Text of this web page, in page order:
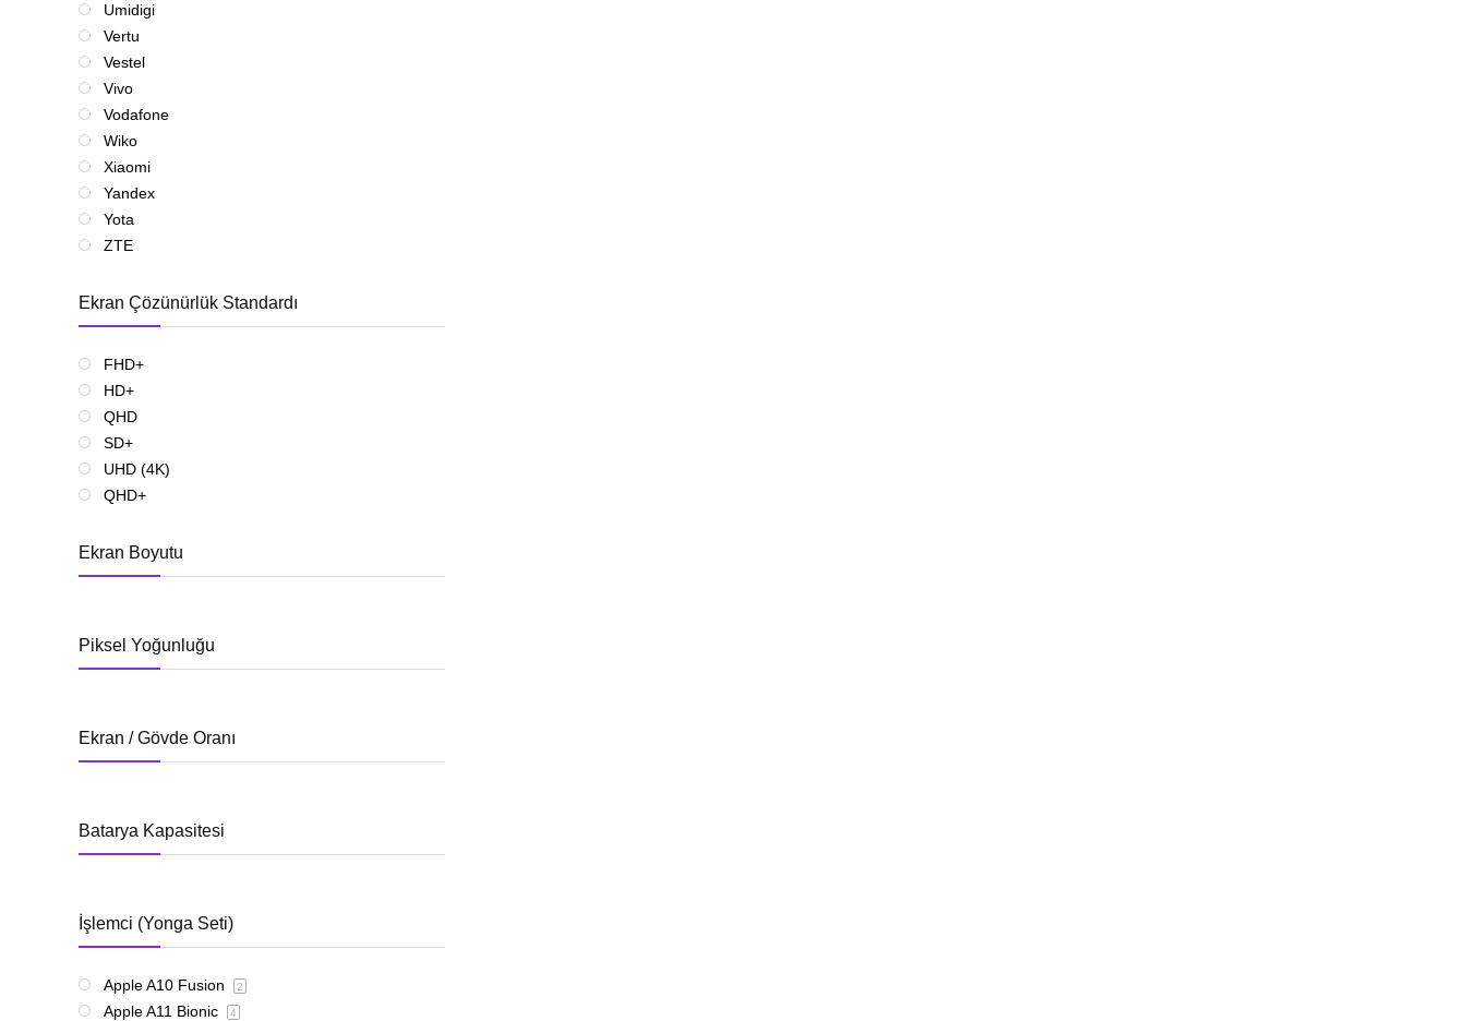
Umidigi
Vertu
Vestel
Vivo
Vodafone
Wiko
Xiaomi
Yandex
Yota
ZTE
Ekran Çözünürlük Standardı
FHD+
HD+
QHD
SD+
UHD (4K)
QHD+
Ekran Boyutu
Piksel Yoğunluğu
Ekran / Gövde Oranı
Batarya Kapasitesi
İşlemci (Yonga Seti)
Apple A10 Fusion 2
Apple A11 Bionic 4